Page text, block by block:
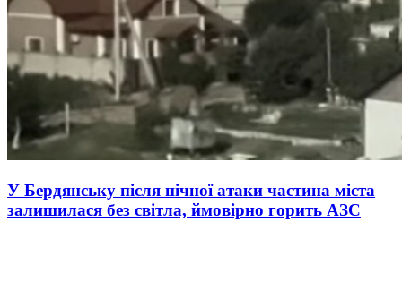
У Бердянську після нічної атаки частина міста
залишилася без світла, ймовірно горить АЗС